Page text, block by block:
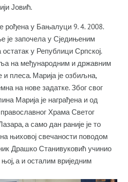
Јовић.
рођена у Бањалуци 9. 4. 2008.
је започела у Сједињеним
у Републици Српској.
на међународним и државним
плеса. Марија је озбиљна,
на нове задатке. Због свог
Марија је награђена и од
Храма Светог
а само дан раније је то
њиховој свечаности поводом
Драшко Станивуковић учинио
а и осталим вриједним